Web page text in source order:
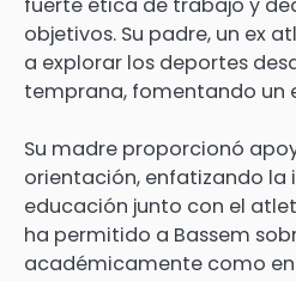
objetivos. Su padre, un ex
a explorar los deportes
temprana, fomentando un
Su madre proporcionó
orientación, enfatizando
educación junto con el
ha permitido a Bassem
académicamente como